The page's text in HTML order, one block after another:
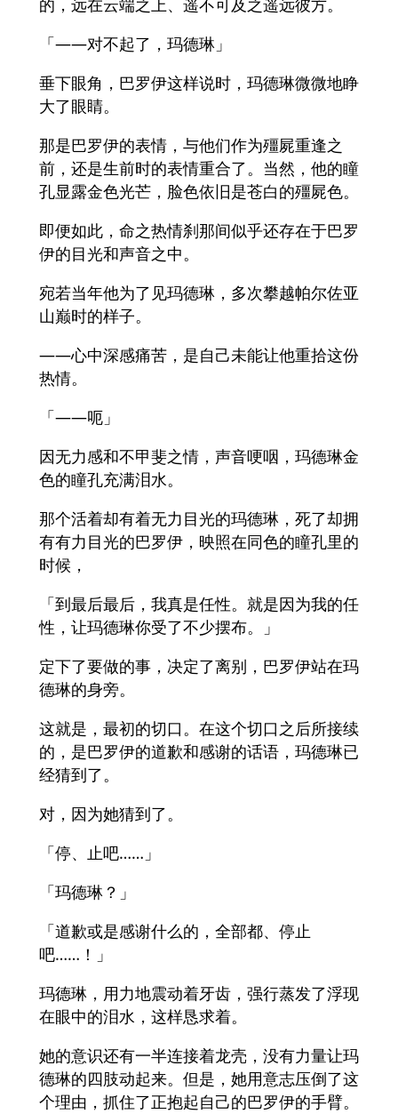
的，远在云端之上、遥不可及之遥远彼方。
「――对不起了，玛德琳」
垂下眼角，巴罗伊这样说时，玛德琳微微地睁
大了眼睛。
那是巴罗伊的表情，与他们作为殭屍重逢之
前，还是生前时的表情重合了。当然，他的瞳
孔显露金色光芒，脸色依旧是苍白的殭屍色。
即便如此，命之热情刹那间似乎还存在于巴罗
伊的目光和声音之中。
宛若当年他为了见玛德琳，多次攀越帕尔佐亚
山巅时的样子。
——心中深感痛苦，是自己未能让他重拾这份
热情。
「――呃」
因无力感和不甲斐之情，声音哽咽，玛德琳金
色的瞳孔充满泪水。
那个活着却有着无力目光的玛德琳，死了却拥
有有力目光的巴罗伊，映照在同色的瞳孔里的
时候，
「到最后最后，我真是任性。就是因为我的任
性，让玛德琳你受了不少摆布。」
定下了要做的事，决定了离别，巴罗伊站在玛
德琳的身旁。
这就是，最初的切口。在这个切口之后所接续
的，是巴罗伊的道歉和感谢的话语，玛德琳已
经猜到了。
对，因为她猜到了。
「停、止吧……」
「玛德琳？」
「道歉或是感谢什么的，全部都、停止
吧……！」
玛德琳，用力地震动着牙齿，强行蒸发了浮现
在眼中的泪水，这样恳求着。
她的意识还有一半连接着龙壳，没有力量让玛
德琳的四肢动起来。但是，她用意志压倒了这
个理由，抓住了正抱起自己的巴罗伊的手臂。